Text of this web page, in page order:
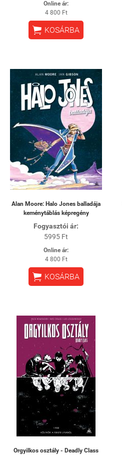
Online ár:
4 800 Ft
 KOSÁRBA
Alan Moore: Halo Jones balladája
keménytáblás képregény
Fogyasztói ár:
5995 Ft
Online ár:
4 800 Ft
 KOSÁRBA
Orgyilkos osztály - Deadly Class